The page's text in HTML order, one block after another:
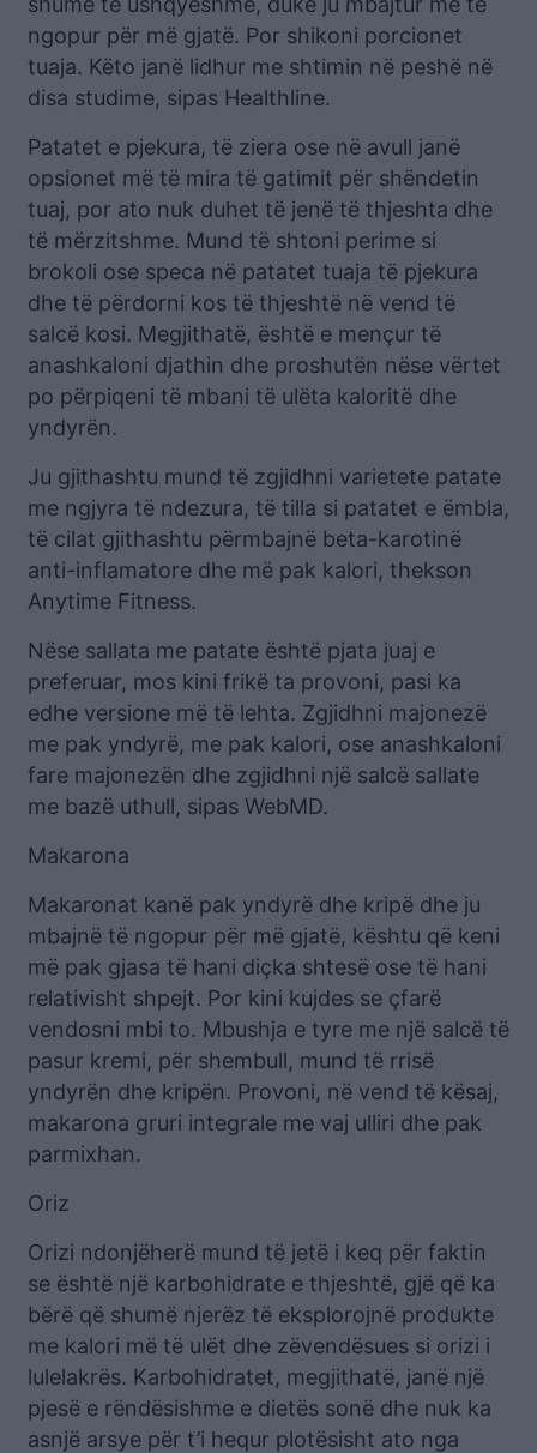
ngopur për më gjatë. Por shikoni porcionet
tuaja. Këto janë lidhur me shtimin në peshë në
disa studime, sipas Healthline.
Patatet e pjekura, të ziera ose në avull janë
opsionet më të mira të gatimit për shëndetin
tuaj, por ato nuk duhet të jenë të thjeshta dhe
të mërzitshme. Mund të shtoni perime si
brokoli ose speca në patatet tuaja të pjekura
dhe të përdorni kos të thjeshtë në vend të
salcë kosi. Megjithatë, është e mençur të
anashkaloni djathin dhe proshutën nëse vërtet
po përpiqeni të mbani të ulëta kaloritë dhe
yndyrën.
Ju gjithashtu mund të zgjidhni varietete patate
me ngjyra të ndezura, të tilla si patatet e ëmbla,
të cilat gjithashtu përmbajnë beta-karotinë
anti-inflamatore dhe më pak kalori, thekson
Anytime Fitness.
Nëse sallata me patate është pjata juaj e
preferuar, mos kini frikë ta provoni, pasi ka
edhe versione më të lehta. Zgjidhni majonezë
me pak yndyrë, me pak kalori, ose anashkaloni
fare majonezën dhe zgjidhni një salcë sallate
me bazë uthull, sipas WebMD.
Makarona
Makaronat kanë pak yndyrë dhe kripë dhe ju
mbajnë të ngopur për më gjatë, kështu që keni
më pak gjasa të hani diçka shtesë ose të hani
relativisht shpejt. Por kini kujdes se çfarë
vendosni mbi to. Mbushja e tyre me një salcë të
pasur kremi, për shembull, mund të rrisë
yndyrën dhe kripën. Provoni, në vend të kësaj,
makarona gruri integrale me vaj ulliri dhe pak
parmixhan.
Oriz
Orizi ndonjëherë mund të jetë i keq për faktin
se është një karbohidrate e thjeshtë, gjë që ka
bërë që shumë njerëz të eksplorojnë produkte
me kalori më të ulët dhe zëvendësues si orizi i
lulelakrës. Karbohidratet, megjithatë, janë një
pjesë e rëndësishme e dietës sonë dhe nuk ka
asnjë arsye për t’i hequr plotësisht ato nga